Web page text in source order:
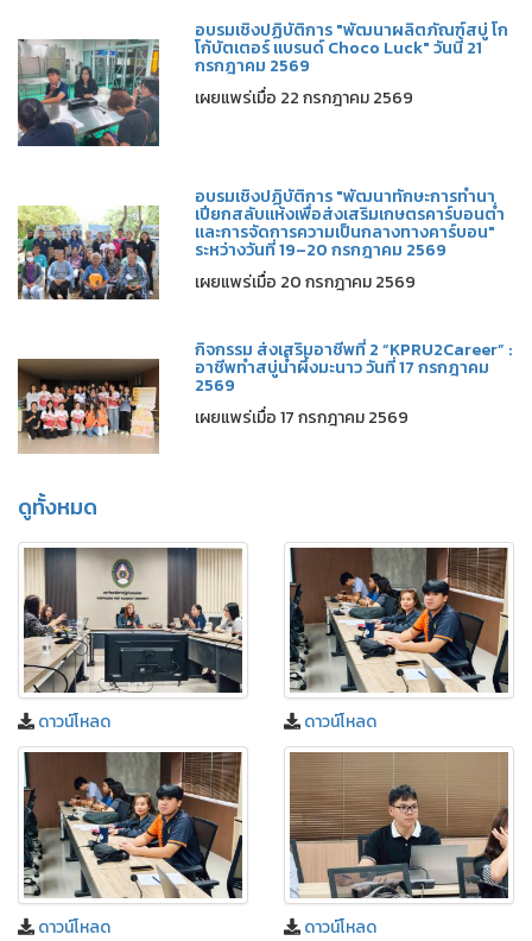
อบรมเชิงปฏิบัติการ "พัฒนาผลิตภัณฑ์สบู่ โก
โก้บัตเตอร์ แบรนด์ Choco Luck" วันนี้ 21
กรกฎาคม 2569
เผยแพร่เมื่อ 22 กรกฎาคม 2569
อบรมเชิงปฏิบัติการ "พัฒนาทักษะการทำนา
เปียกสลับแห้งเพื่อส่งเสริมเกษตรคาร์บอนต่ำ
และการจัดการความเป็นกลางทางคาร์บอน"
ระหว่างวันที่ 19–20 กรกฎาคม 2569
เผยแพร่เมื่อ 20 กรกฎาคม 2569
กิจกรรม ส่งเสริมอาชีพที่ 2 “KPRU2Career” :
อาชีพทำสบู่น้ำผึ้งมะนาว วันที่ 17 กรกฎาคม
2569
เผยแพร่เมื่อ 17 กรกฎาคม 2569
ดูทั้งหมด
ดาวน์โหลด ดาวน์โหลด
ดาวน์โหลด ดาวน์โหลด